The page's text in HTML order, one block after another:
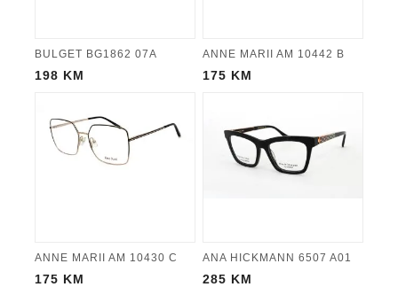
BULGET BG1862 07A
198 KM
ANNE MARII AM 10442 B
175 KM
ANNE MARII AM 10430 C
175 KM
ANA HICKMANN 6507 A01
285 KM